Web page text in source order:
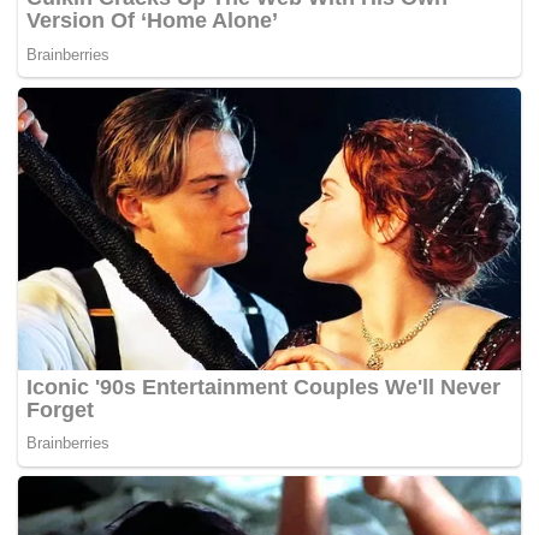
11. Brad Binder - Red Bull KTM Factory Racing - KTM
+22.799
12. Franco Morbidelli - Pertamina Enduro VR46 -
Ducati +24.867
13. Luca Marini - Honda HRC Castrol - Honda +26.871
14. Fabio Quartararo - Monster Energy Yamaha -
Yamaha +29.532
15. Joan Mir - Honda HRC Castrol - Honda +29.899
16. Alex Rins - Monster Energy Yamaha - Yamaha
+32.921
17. Diogo Moreira - Pro Honda LCR - Honda +36.656
18. Jack Miller - Prima Pramac Racing - Yamaha
+37.577
19. Toprak Razgatlioglu - Prima Pramac Racing -
Yamaha +44.557
20. Augusto Fernandez - Yamaha Factory Racing
Team - Yamaha +1'05.023
Gagal finis: